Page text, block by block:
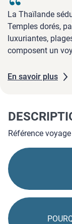
La Thaïlande
Temples dorés,
luxuriantes,
composent un
En savoir plus
Référence